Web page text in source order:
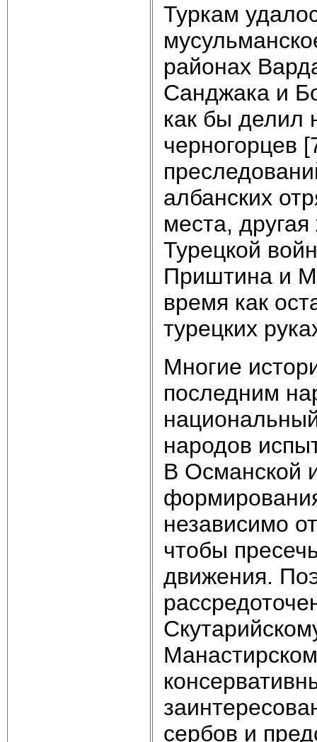
Туркам
районах
Санджака и
как бы делил
черногорцев
албанских
места,
Турецкой
Приштина и
время как
турецких
Многие
последним
народов
В Османской
независимо
чтобы
движения.
сербов и